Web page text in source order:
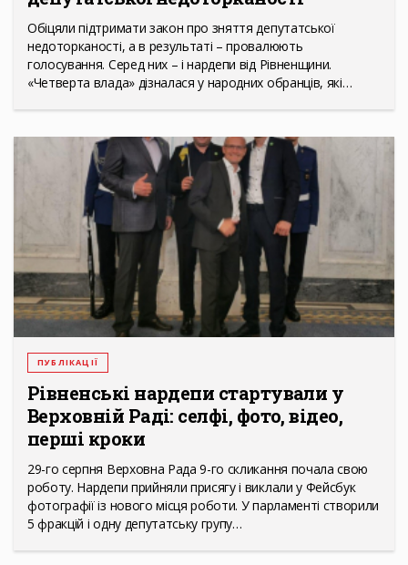
Обіцяли підтримати закон про зняття депутатської
недоторканості, а в результаті – провалюють
голосування. Серед них – і нардепи від Рівненщини.
«Четверта влада» дізналася у народних обранців, які…
ПУБЛІКАЦІЇ
Рівненські нардепи стартували у
Верховній Раді: селфі, фото, відео,
перші кроки
29-го серпня Верховна Рада 9-го скликання почала свою
роботу. Нардепи прийняли присягу і виклали у Фейсбук
фотографії із нового місця роботи. У парламенті створили
5 фракцій і одну депутатську групу…